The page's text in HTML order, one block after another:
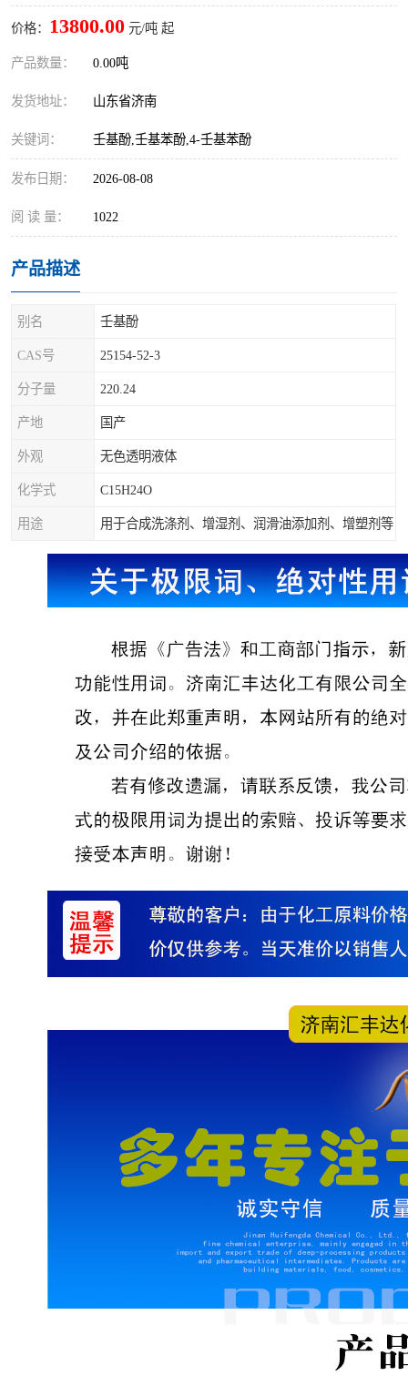
价格： 13800.00 元/吨 起
产品数量： 0.00吨
发货地址： 山东省济南
关键词： 壬基酚,壬基苯酚,4-壬基苯酚
发布日期： 2026-08-08
阅 读 量： 1022
产品描述
别名 壬基酚
CAS号 25154-52-3
分子量 220.24
产地 国产
外观 无色透明液体
化学式 C15H24O
用途 用于合成洗涤剂、增湿剂、润滑油添加剂、增塑剂等
醛类
酯类
烷烃化工原料 合成中间体